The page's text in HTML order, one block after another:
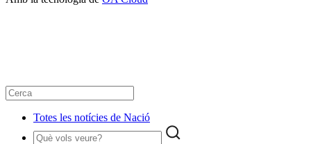
Totes les notícies de Nació